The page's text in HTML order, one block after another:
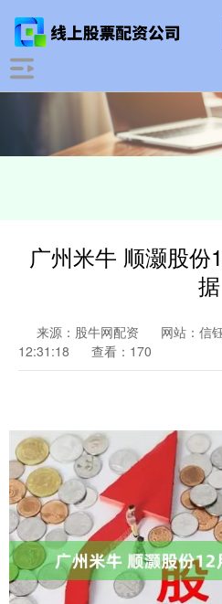
广州米牛 顺灏股份
据
来源：股牛网配资 网站：信
12:31:18
查看：170